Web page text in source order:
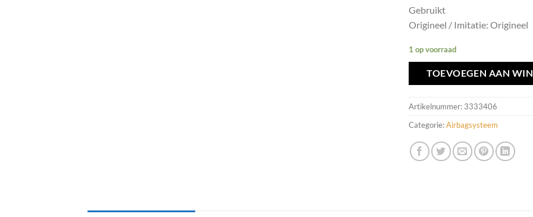
Gebruikt
Origineel / Imitatie: Origineel
1 op voorraad
TOEVOEGEN AAN
Artikelnummer: 3333406
Categorie:Airbagsysteem